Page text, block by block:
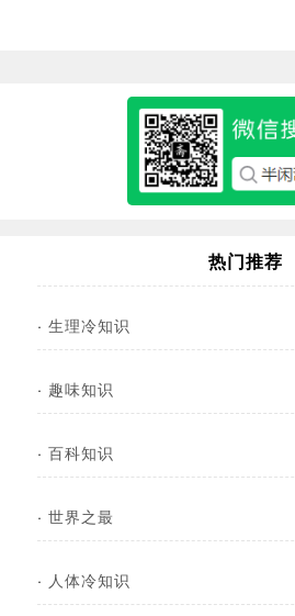
热门推荐
· 生理冷知识
· 趣味知识
· 百科知识
· 世界之最
· 人体冷知识